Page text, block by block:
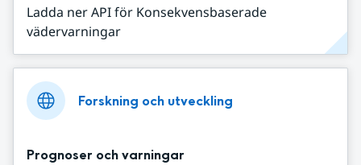
Ladda ner API för Konsekvensbaserade
vädervarningar
Forskning och utveckling
Prognoser och varningar